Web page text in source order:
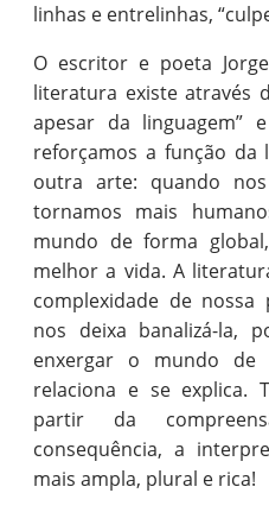
linhas e entrelinhas,
O escritor e poeta
literatura existe através
apesar da linguagem”
reforçamos a função
outra arte: quando
tornamos mais
mundo de forma
melhor a vida. A
complexidade de
nos deixa banalizá-la,
enxergar o mundo
relaciona e se explica.
partir da
consequência, a
mais ampla, plural e rica!